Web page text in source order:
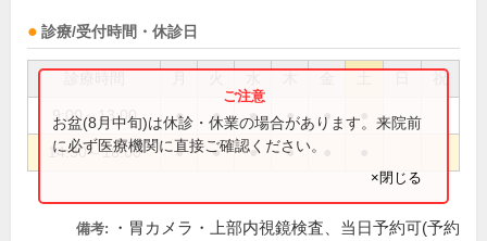
診療/受付時間・休診日
祝
9:00～13:00 ● ● ● ● ●
14:30～18:00 ● ● ● ●
お盆(8月中旬)は休診・休業の場合があります。来院前
に必ず医療機関に直接ご確認ください。
×閉じる
備考:
・胃カメラ・上部内視鏡検査、当日予約可(予約